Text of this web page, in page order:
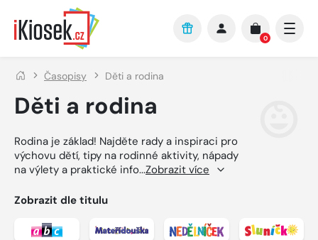
Přejít na hlavní obsah
0
Časopisy Děti a rodina
Děti a rodina
Rodina je základ! Najděte rady a inspiraci pro
výchovu dětí, tipy na rodinné aktivity, nápady
na výlety a praktické info...Zobrazit více
Zobrazit dle titulu
Zobrazit detail titulu abcZobrazit detail titulu Mateřídouška
Zobrazit detail titulu
Zobrazit